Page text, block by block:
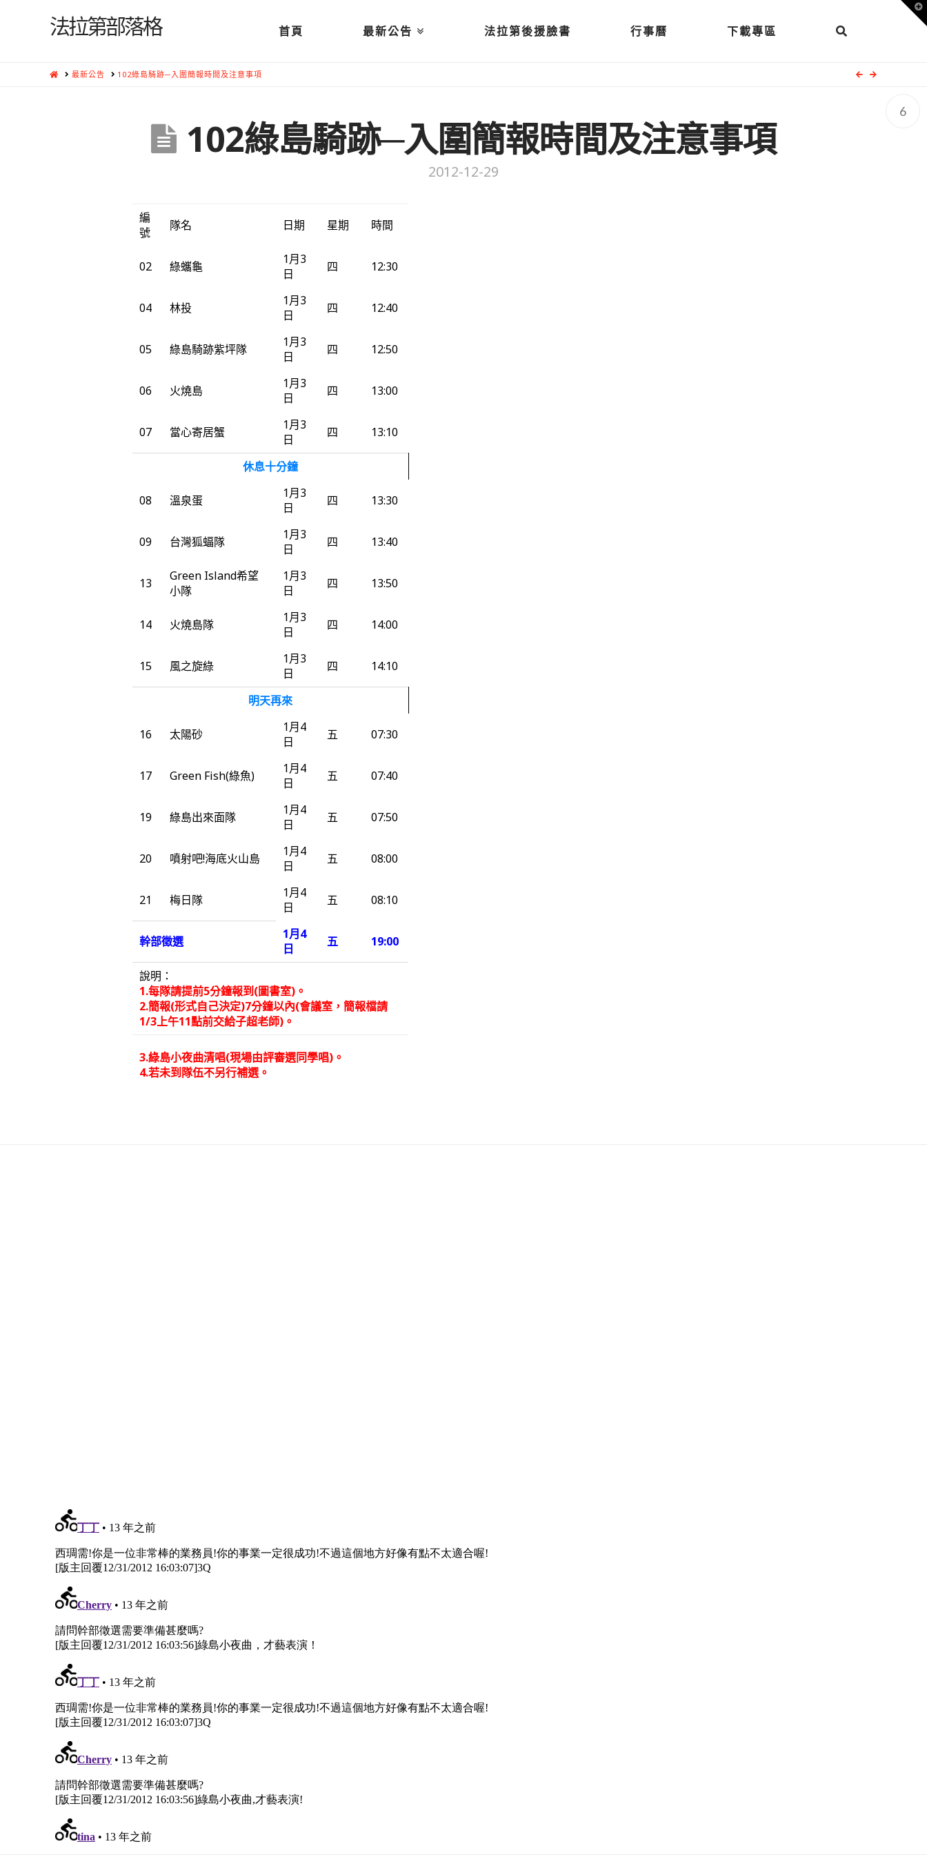
法拉第部落格 首頁 最新公告 法拉第後援臉書 行事曆 下載專區
HOME最新公告 102綠島騎跡─入圍簡報時間及注意事項
6
102綠島騎跡─入圍簡報時間及注意事項
2012-12-29
編
號
隊名 日期 星期 時間
02 綠蠵龜
1月3
日
四 12:30
04 林投
1月3
日
四 12:40
05 綠島騎跡紫坪隊
1月3
日
四 12:50
06 火燒島
1月3
日
四 13:00
07 當心寄居蟹
1月3
日
四 13:10
休息十分鐘
08 溫泉蛋
1月3
日
四 13:30
09 台灣狐蝠隊
1月3
日
四 13:40
13
Green Island希望
小隊
1月3
日
四 13:50
14 火燒島隊
1月3
日
四 14:00
15 風之旋綠
1月3
日
四 14:10
明天再來
16 太陽砂
1月4
日
五 07:30
17 Green Fish(綠魚)
1月4
日
五 07:40
19 綠島出來面隊
1月4
日
五 07:50
20 噴射吧!海底火山島
1月4
日
五 08:00
21 梅日隊
1月4
日
五 08:10
幹部徵選
1月4
日
五 19:00
說明：
1.每隊請提前5分鐘報到(圖書室)。
2.簡報(形式自己決定)7分鐘以內(會議室，簡報檔請
1/3上午11點前交給子超老師)。
3.綠島小夜曲清唱(現場由評審選同學唱)。
4.若未到隊伍不另行補選。